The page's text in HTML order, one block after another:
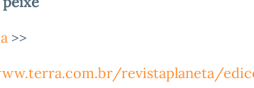
>>
revistaplaneta/